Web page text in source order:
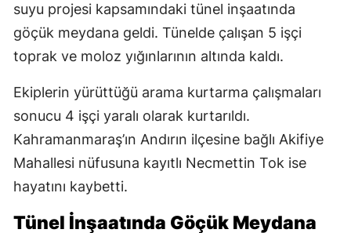
suyu projesi kapsamındaki tünel inşaatında
göçük meydana geldi. Tünelde çalışan 5 işçi
toprak ve moloz yığınlarının altında kaldı.
Ekiplerin yürüttüğü arama kurtarma çalışmaları
sonucu 4 işçi yaralı olarak kurtarıldı.
Kahramanmaraş’ın Andırın ilçesine bağlı Akifiye
Mahallesi nüfusuna kayıtlı Necmettin Tok ise
hayatını kaybetti.
Tünel İnşaatında Göçük Meydana